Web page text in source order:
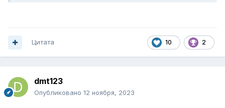
10 2
Цитата
dmt123
Опубликовано 12 ноября, 2023